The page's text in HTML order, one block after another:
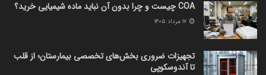
COA چیست و چرا بدون آن نباید ماده شیمیایی خرید؟
تجهیزات ضروری بخش‌های تخصصی بیمارستان؛ از قلب
تا آندوسکوپی